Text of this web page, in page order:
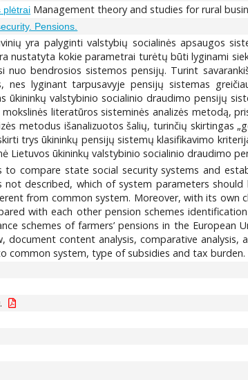
plėtrai Management theory and studies for rural
Pensions.
yra palyginti valstybių socialinės apsaugos
nustatyta kokie parametrai turėtų būti lyginami
nuo bendrosios sistemos pensijų. Turint
nes lyginant tarpusavyje pensijų sistemas
ūkininkų valstybinio socialinio draudimo pensijų
literatūros sisteminės analizės metodą,
metodus išanalizuotos šalių, turinčių skirtingas
trys ūkininkų pensijų sistemų klasifikavimo
Lietuvos ūkininkų valstybinio socialinio draudimo
compare state social security systems and
described, which of system parameters
from common system. Moreover, with its
with each other pension schemes
schemes of farmers’ pensions in the
document content analysis, comparative
common system, type of subsidies and tax burden.